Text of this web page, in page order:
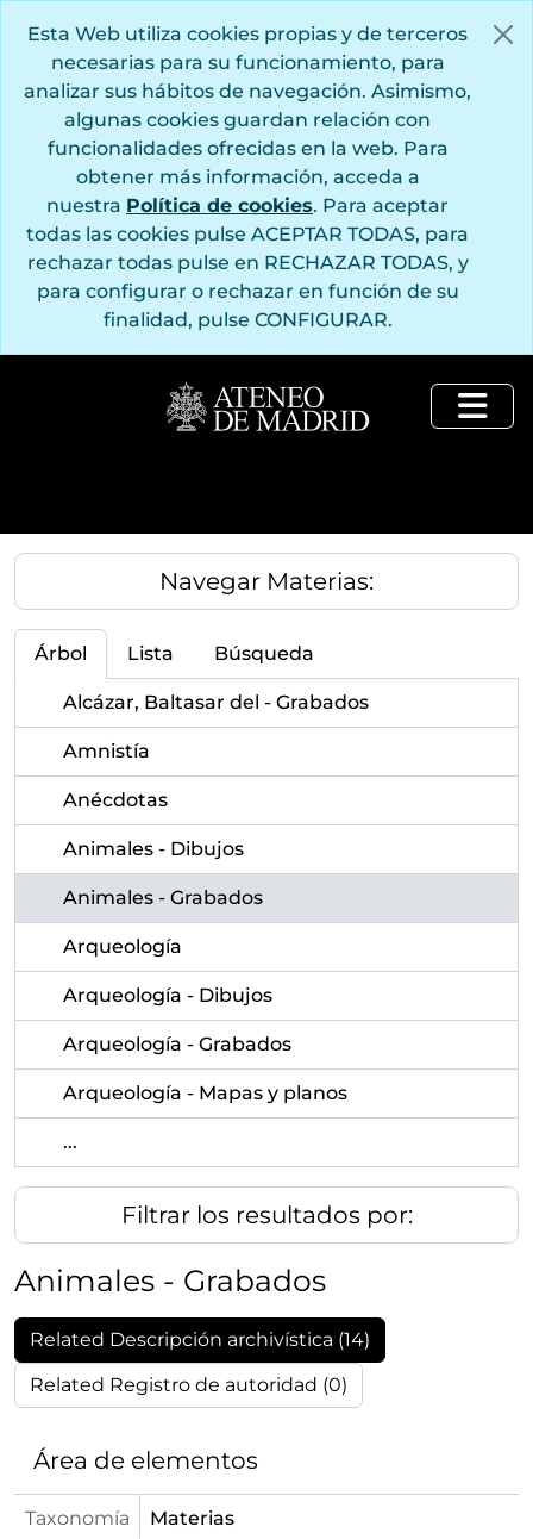
Esta Web utiliza cookies propias y de terceros
necesarias para su funcionamiento, para
analizar sus hábitos de navegación. Asimismo,
algunas cookies guardan relación con
funcionalidades ofrecidas en la web. Para
obtener más información, acceda a
nuestra Política de cookies. Para aceptar
todas las cookies pulse ACEPTAR TODAS, para
rechazar todas pulse en RECHAZAR TODAS, y
para configurar o rechazar en función de su
finalidad, pulse CONFIGURAR.
Navegar Materias:
Árbol Lista Búsqueda
Alcázar, Baltasar del - Grabados
Amnistía
Anécdotas
Animales - Dibujos
Animales - Grabados
Arqueología
Arqueología - Dibujos
Arqueología - Grabados
Arqueología - Mapas y planos
...
Filtrar los resultados por:
Animales - Grabados
Related Descripción archivística (14)
Related Registro de autoridad (0)
Área de elementos
Taxonomía Materias